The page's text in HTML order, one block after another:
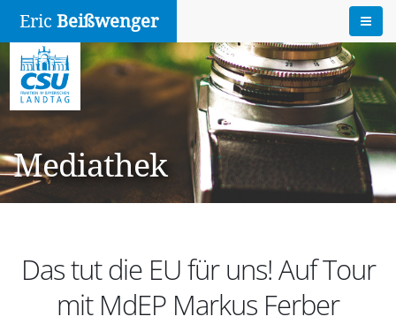
Eric Beißwenger
Mediathek
Das tut die EU für uns! Auf Tour
mit MdEP Markus Ferber